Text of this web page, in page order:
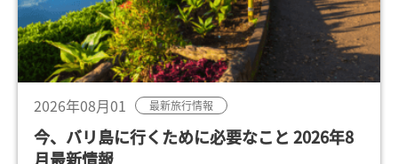
2026年08月01 最新旅行情報
今、バリ島に行くために必要なこと 2026年8
月最新情報